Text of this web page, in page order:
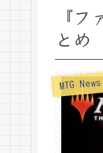
『
とめ
MTG News